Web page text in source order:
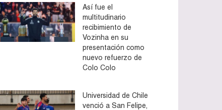
Así fue el
multitudinario
recibimiento de
Vozinha en su
presentación como
nuevo refuerzo de
Colo Colo
Universidad de Chile
venció a San Felipe,